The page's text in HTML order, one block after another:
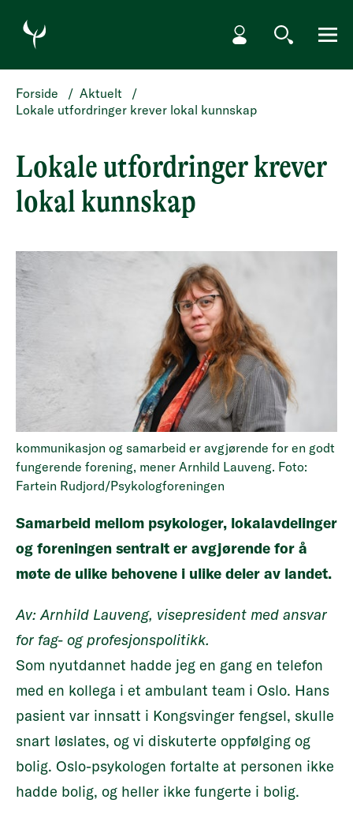
HOPP TIL HOVEDINNHOLD
Min side
Søk Meny
Forside / Aktuelt
/
Lokale utfordringer krever lokal kunnskap
Lokale utfordringer krever
lokal kunnskap
kommunikasjon og samarbeid er avgjørende for en godt
fungerende forening, mener Arnhild Lauveng. Foto:
Fartein Rudjord/Psykologforeningen
Samarbeid mellom psykologer, lokalavdelinger
og foreningen sentralt er avgjørende for å
møte de ulike behovene i ulike deler av landet.
Av: Arnhild Lauveng, visepresident med ansvar
for fag- og profesjonspolitikk.
Som nyutdannet hadde jeg en gang en telefon
med en kollega i et ambulant team i Oslo. Hans
pasient var innsatt i Kongsvinger fengsel, skulle
snart løslates, og vi diskuterte oppfølging og
bolig. Oslo-psykologen fortalte at personen ikke
hadde bolig, og heller ikke fungerte i bolig.